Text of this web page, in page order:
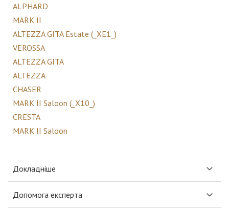
ALPHARD
MARK II
ALTEZZA GITA Estate (_XE1_)
VEROSSA
ALTEZZA GITA
ALTEZZA
CHASER
MARK II Saloon (_X10_)
CRESTA
MARK II Saloon
Докладніше
Допомога експерта